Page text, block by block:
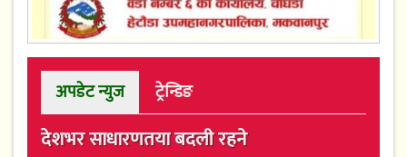
अपडेट न्युज ट्रेन्डिङ
देशभर साधारणतया बदली रहने